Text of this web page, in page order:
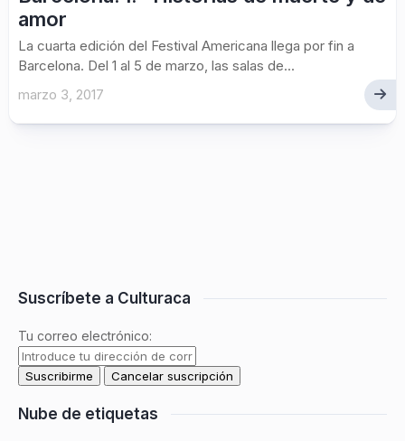
amor
La cuarta edición del Festival Americana llega por fin a
Barcelona. Del 1 al 5 de marzo, las salas de...
marzo 3, 2017
Suscríbete a Culturaca
Tu correo electrónico:
Nube de etiquetas